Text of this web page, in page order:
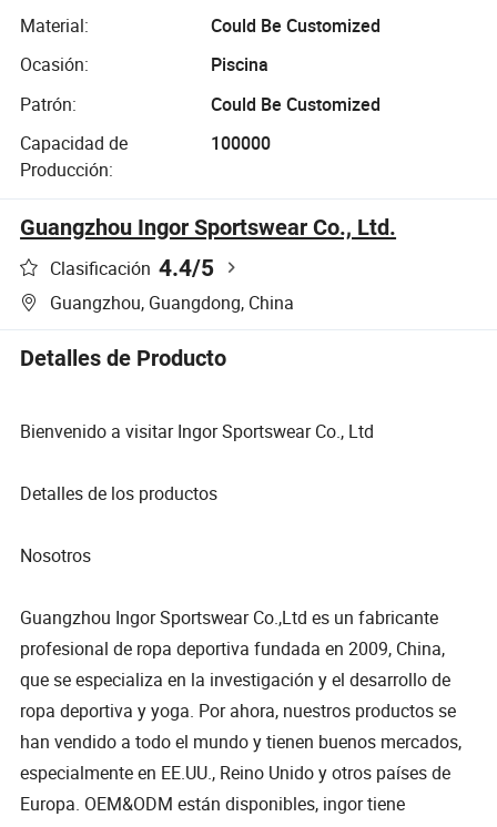
Material:
Could Be Customized
Ocasión:
Piscina
Patrón:
Could Be Customized
Capacidad de
Producción:
100000
Guangzhou Ingor Sportswear Co., Ltd.
Clasificación 4.4/5
Guangzhou, Guangdong, China
Detalles de Producto
Bienvenido a visitar Ingor Sportswear Co., Ltd
Detalles de los productos
Nosotros
Guangzhou Ingor Sportswear Co.,Ltd es un fabricante
profesional de ropa deportiva fundada en 2009, China,
que se especializa en la investigación y el desarrollo de
ropa deportiva y yoga. Por ahora, nuestros productos se
han vendido a todo el mundo y tienen buenos mercados,
especialmente en EE.UU., Reino Unido y otros países de
Europa. OEM&ODM están disponibles, ingor tiene